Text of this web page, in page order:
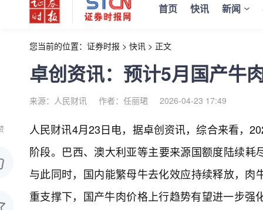
首页 快讯 新闻
您当前的位置： 证券时报 > 快讯 > 正文
卓创资讯：预计5月国产牛
来源：人民财讯 作者：任丽珺 2026-04-23 17:49
人民财讯4月23日电， 据卓创资讯，综合来看，
阶段。巴西、澳大利亚等主要来源国额度陆续
与此同时，国内能繁母牛去化效应持续释放，
重支撑下，国产牛肉价格上行趋势有望进一步